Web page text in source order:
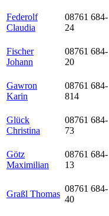
Federolf
Claudia
08761 684-
24
Fischer
Johann
08761 684-
20
Gawron
Karin
08761 684-
814
Glück
Christina
08761 684-
73
Götz
Maximilian
08761 684-
13
Graßl Thomas
08761 684-
40